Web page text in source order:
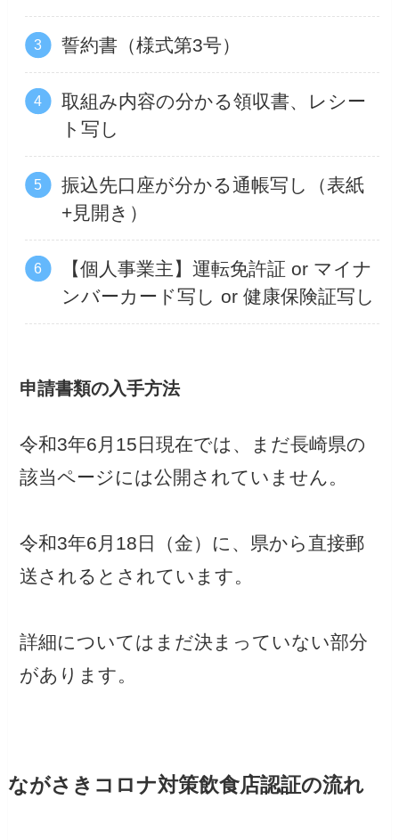
誓約書（様式第3号）
取組み内容の分かる領収書、レシー
ト写し
振込先口座が分かる通帳写し（表紙
+見開き）
【個人事業主】運転免許証 or マイナ
ンバーカード写し or 健康保険証写し
申請書類の入手方法
令和3年6月15日現在では、まだ長崎県の
該当ページには公開されていません。
令和3年6月18日（金）に、県から直接郵
送されるとされています。
詳細についてはまだ決まっていない部分
があります。
ながさきコロナ対策飲食店認証の流れ